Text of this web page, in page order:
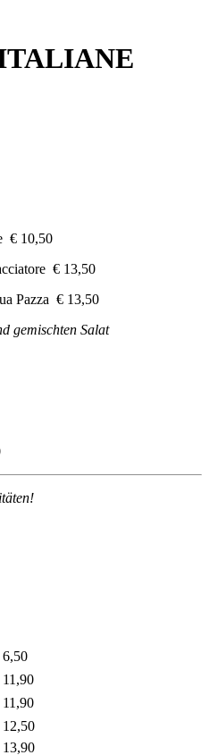
€ 10,50
€ 13,50
Pazza € 13,50
gemischten Salat
6,50
11,90
11,90
12,50
13,90